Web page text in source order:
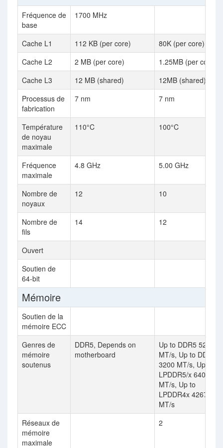
Fréquence de
base
1700 MHz
Cache L1 112 KB (per core)
80K (per core)
Cache L2
2 MB (per core)
1.25MB (per core)
Cache L3
12 MB (shared)
12MB (shared)
Processus de
fabrication
7 nm 7 nm
Température
de noyau
maximale
110°C 100°C
Fréquence
maximale
4.8 GHz 5.00 GHz
Nombre de
noyaux
12 10
Nombre de
fils
14 12
Ouvert
Soutien de
64-bit
Mémoire
Soutien de la
mémoire ECC
Genres de
mémoire
soutenus
DDR5, Depends on
motherboard
Up to DDR5 5200
MT/s, Up to DDR4
3200 MT/s, Up to
LPDDR5/x 6400
MT/s, Up to
LPDDR4x 4267
MT/s
Réseaux de
mémoire
maximale
2